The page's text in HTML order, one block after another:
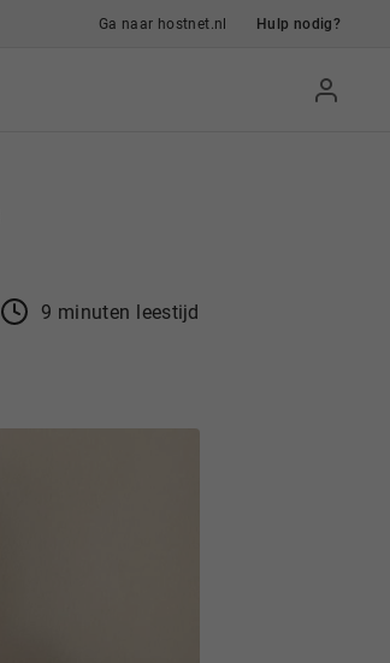
Ga naar hostnet.nl Hulp nodig?
9 minuten leestijd